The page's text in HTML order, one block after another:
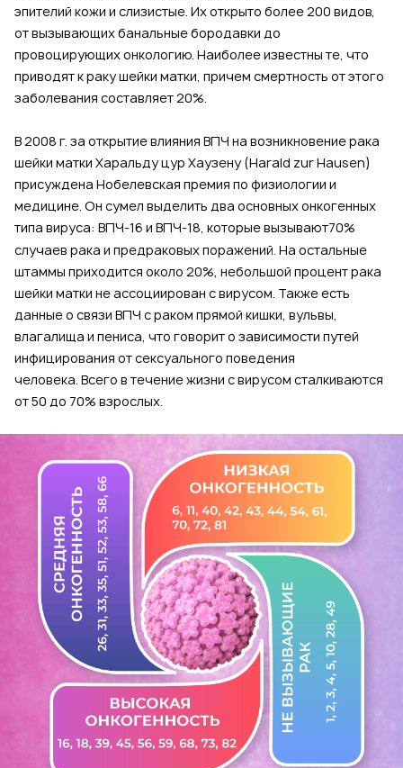
эпителий кожи и слизистые. Их открыто более 200 видов,
от вызывающих банальные бородавки до
провоцирующих онкологию. Наиболее известны те, что
приводят к раку шейки матки, причем смертность от этого
заболевания составляет 20%.
В 2008 г. за открытие влияния ВПЧ на возникновение рака
шейки матки Харальду цур Хаузену (Harald zur Hausen)
присуждена Нобелевская премия по физиологии и
медицине. Он сумел выделить два основных онкогенных
типа вируса: ВПЧ-16 и ВПЧ-18, которые вызывают70%
случаев рака и предраковых поражений. На остальные
штаммы приходится около 20%, небольшой процент рака
шейки матки не ассоциирован с вирусом. Также есть
данные о связи ВПЧ с раком прямой кишки, вульвы,
влагалища и пениса, что говорит о зависимости путей
инфицирования от сексуального поведения
человека. Всего в течение жизни с вирусом сталкиваются
от 50 до 70% взрослых.